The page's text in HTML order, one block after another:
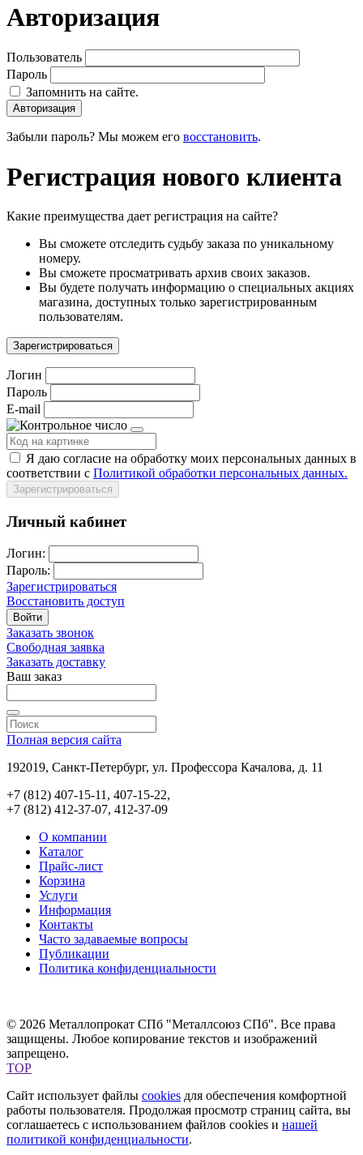
Авторизация
Пользователь
Пароль
Запомнить на сайте.
Авторизация
Забыли пароль? Мы можем его восстановить.
Регистрация нового клиента
Какие преимущества дает регистрация на сайте?
Вы сможете отследить судьбу заказа по уникальному
номеру.
Вы сможете просматривать архив своих заказов.
Вы будете получать информацию о специальных акциях
магазина, доступных только зарегистрированным
пользователям.
Зарегистрироваться
Логин
Пароль
E-mail
Я даю согласие на обработку моих персональных данных в
соответствии с Политикой обработки персональных данных.
Зарегистрироваться
Личный кабинет
Логин:
Пароль:
Зарегистрироваться
Восстановить доступ
Войти
Заказать звонок
Свободная заявка
Заказать доставку
Ваш заказ
Полная версия сайта
192019, Санкт-Петербург, ул. Профессора Качалова, д. 11
+7 (812) 407-15-11, 407-15-22,
+7 (812) 412-37-07, 412-37-09
О компании
Каталог
Прайс-лист
Корзина
Услуги
Информация
Контакты
Часто задаваемые вопросы
Публикации
Политика конфиденциальности
© 2026 Металлопрокат СПб "Металлсоюз СПб". Все права
защищены. Любое копирование текстов и изображений
запрещено.
TOP
Сайт использует файлы cookies для обеспечения комфортной
работы пользователя. Продолжая просмотр страниц сайта, вы
соглашаетесь с использованием файлов cookies и нашей
политикой конфиденциальности.